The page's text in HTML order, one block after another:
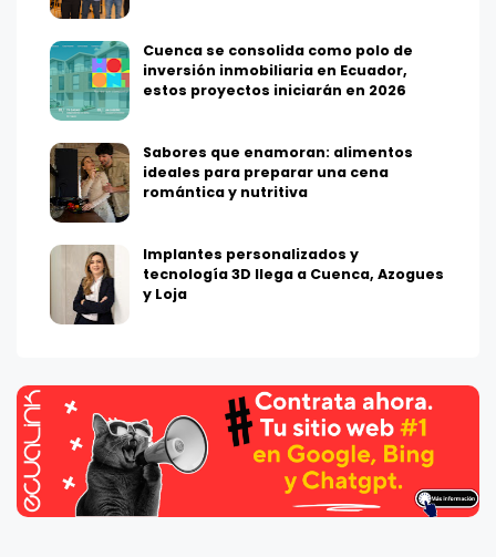
Cuenca se consolida como polo de
inversión inmobiliaria en Ecuador,
estos proyectos iniciarán en 2026
Sabores que enamoran: alimentos
ideales para preparar una cena
romántica y nutritiva
Implantes personalizados y
tecnología 3D llega a Cuenca, Azogues
y Loja